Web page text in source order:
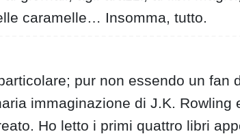
caramelle… Insomma, tutto.
pur non essendo un fan
immaginazione di J.K. Rowling
Ho letto i primi quattro libri